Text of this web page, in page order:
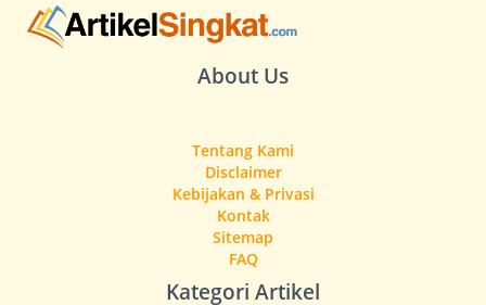
About Us
Tentang Kami
Disclaimer
Kebijakan & Privasi
Kontak
Sitemap
FAQ
Kategori Artikel